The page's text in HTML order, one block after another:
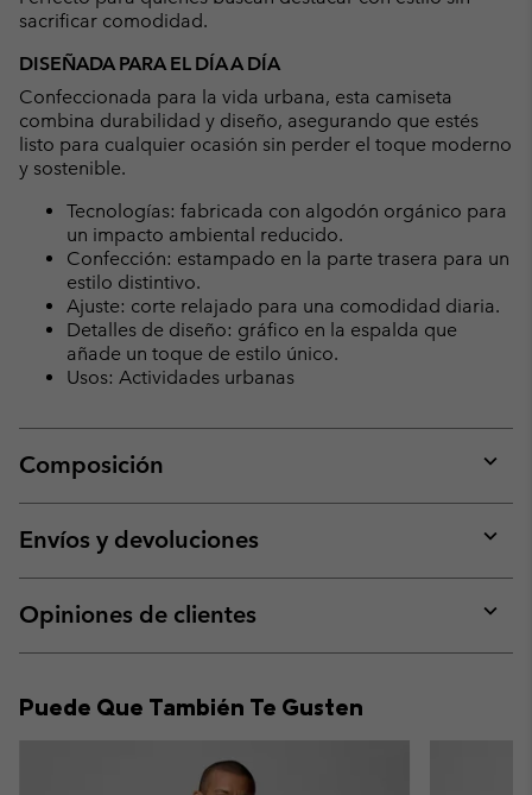
sacrificar comodidad.
DISEÑADA PARA EL DÍA A DÍA
Confeccionada para la vida urbana, esta camiseta
combina durabilidad y diseño, asegurando que estés
listo para cualquier ocasión sin perder el toque moderno
y sostenible.
Tecnologías: fabricada con algodón orgánico para
un impacto ambiental reducido.
Confección: estampado en la parte trasera para un
estilo distintivo.
Ajuste: corte relajado para una comodidad diaria.
Detalles de diseño: gráfico en la espalda que
añade un toque de estilo único.
Usos: Actividades urbanas
Composición
or
Envíos y devoluciones
or
Opiniones de clientes
or
Puede Que También Te Gusten